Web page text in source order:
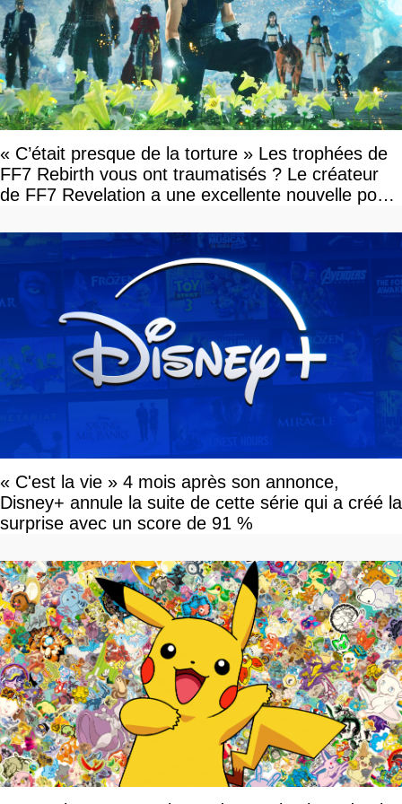
« C’était presque de la torture » Les trophées de
FF7 Rebirth vous ont traumatisés ? Le créateur
de FF7 Revelation a une excellente nouvelle pour
« C'est la vie » 4 mois après son annonce,
Disney+ annule la suite de cette série qui a créé la
surprise avec un score de 91 %